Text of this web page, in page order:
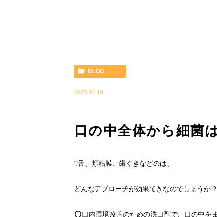
BLOG
2025.01.10
口の中全体から細菌
❔舌、頬粘膜、歯ぐきなどのは、
どんなアプローチが効果てきなのでしょうか？
⭕口内環境改善のための洗口剤で、口の中を